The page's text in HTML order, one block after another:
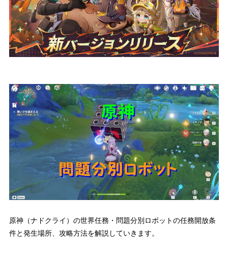
原神（ナドクライ）の世界任務・問題分別ロボットの任務開放条
件と発生場所、攻略方法を解説していきます。